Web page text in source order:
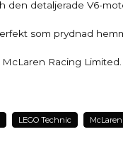
den detaljerade V6-
som prydnad
Racing Limited.
LEGO Technic McLaren